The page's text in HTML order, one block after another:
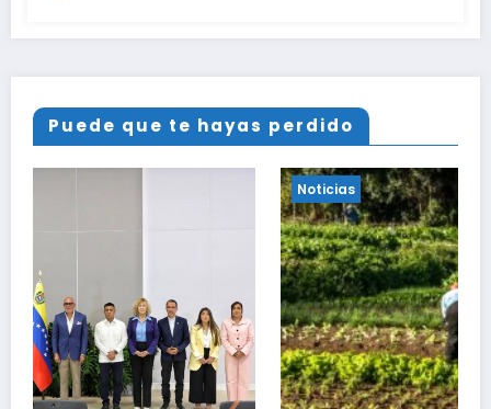
Puede que te hayas perdido